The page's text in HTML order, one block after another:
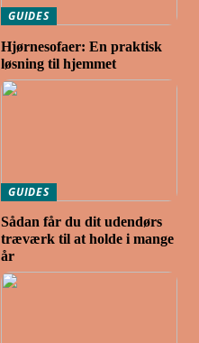
GUIDES
Hjørnesofaer: En praktisk
løsning til hjemmet
GUIDES
Sådan får du dit udendørs
træværk til at holde i mange
år